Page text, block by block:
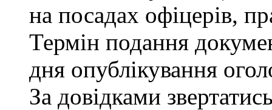
на посадах офіцерів,
Термін подання
дня опублікування
За довідками